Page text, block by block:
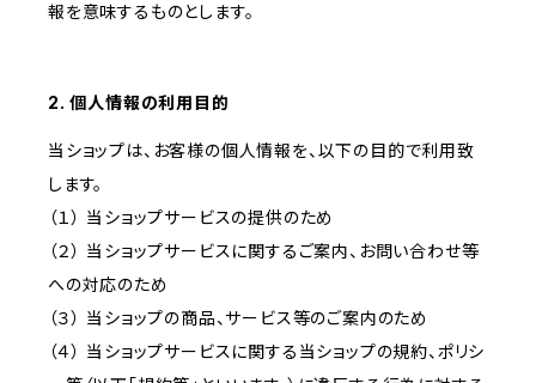
報を意味するものとします。
2. 個人情報の利用目的
当ショップは、お客様の個人情報を、以下の目的で利用致
します。
（１） 当ショップサービスの提供のため
（２） 当ショップサービスに関するご案内、お問い合わせ等
への対応のため
（３） 当ショップの商品、サービス等のご案内のため
（４） 当ショップサービスに関する当ショップの規約、ポリシ